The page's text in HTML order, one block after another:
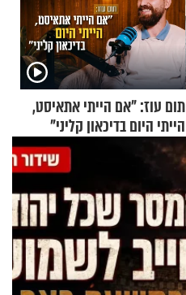
תום עוז: "אם הייתי אתאיסט,
הייתי היום בדיכאון קליני"